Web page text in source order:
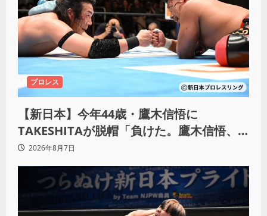
プロレス
【新日本】今年44歳・鷹木信悟に
TAKESHITAが脱帽「負けた。鷹木信悟、
強いわ！」
2026年8月7日